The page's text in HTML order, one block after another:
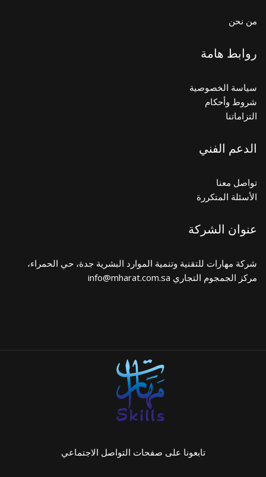
من نحن
روابط هامة
سياسة الخصوصية
شروط وأحكام
التزاماتنا
الدعم الفني
تواصل معنا
الأسئلة المتكررة
عنوان الشركة
شركة مهارات للتقنية وتنمية الموارد البشرية جدة، حي الحمراء،
مركز الجمجوم التجاري info@mharat.com.sa
تابعونا على صفحات التواصل الاجتماعي